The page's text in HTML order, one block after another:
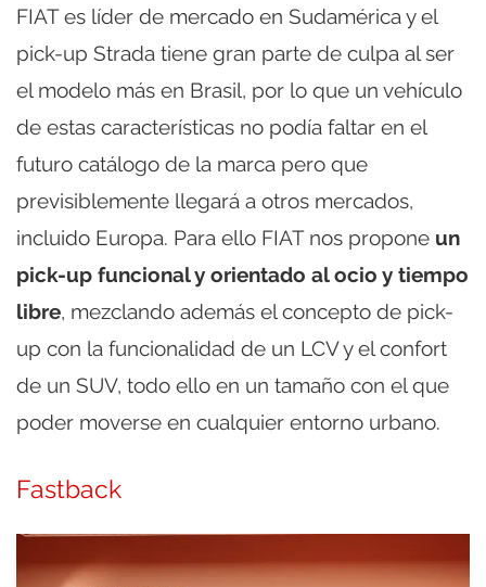
FIAT es líder de mercado en Sudamérica y el
pick-up Strada tiene gran parte de culpa al ser
el modelo más en Brasil, por lo que un vehículo
de estas características no podía faltar en el
futuro catálogo de la marca pero que
previsiblemente llegará a otros mercados,
incluido Europa. Para ello FIAT nos propone un
pick-up funcional y orientado al ocio y tiempo
libre, mezclando además el concepto de pick-
up con la funcionalidad de un LCV y el confort
de un SUV, todo ello en un tamaño con el que
poder moverse en cualquier entorno urbano.
Fastback